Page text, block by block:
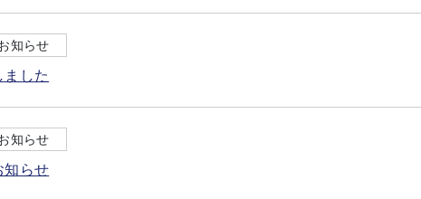
知らせ
した
知らせ
知らせ